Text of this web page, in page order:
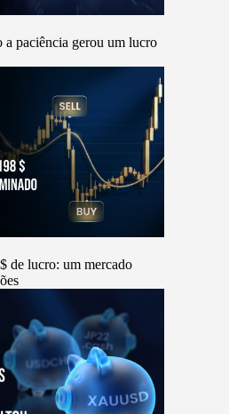
a paciência gerou um lucro
de lucro: um mercado